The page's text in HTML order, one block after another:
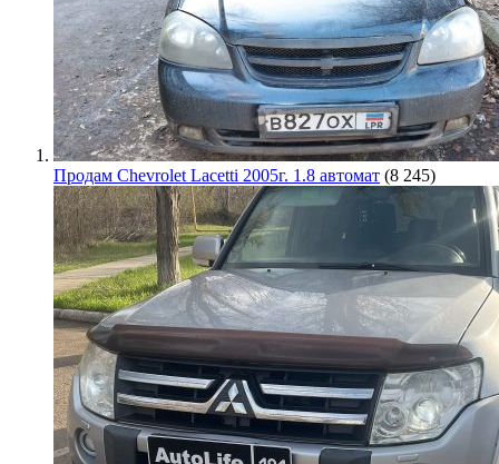
Продам Chevrolet Lacetti 2005г. 1.8 автомат (8 245)